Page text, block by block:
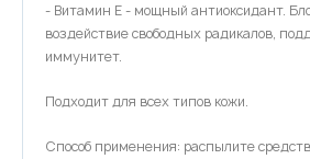
- Витамин Е - мощный антиоксидант.
воздействие свободных радикалов,
иммунитет.
Подходит для всех типов кожи.
Способ применения: распылите